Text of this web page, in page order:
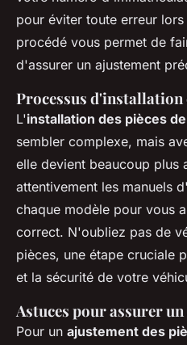
pour éviter toute erreur
procédé vous permet de
d'assurer un ajustement
Processus d'installation
L'installation des pièces
sembler complexe, mais
elle devient beaucoup plus
attentivement les manuels
chaque modèle pour vous
correct. N'oubliez pas de
pièces, une étape cruciale
et la sécurité de votre
Astuces pour assurer
Pour un ajustement des